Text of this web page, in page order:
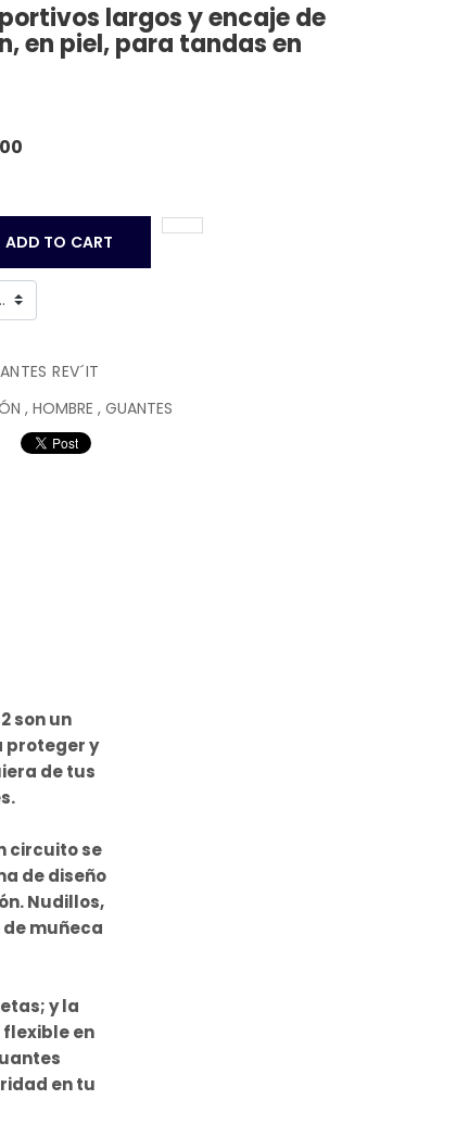
largos y encaje de
en piel, para tandas en
ADD TO CART
REV´IT
, HOMBRE , GUANTES
son un
proteger y
de tus
circuito se
de diseño
Nudillos,
muñeca
y la
en
en tu